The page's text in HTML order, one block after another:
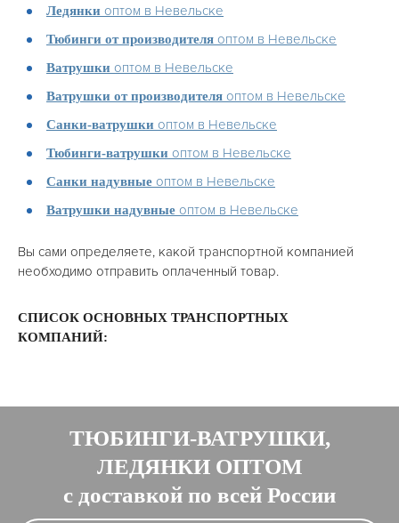
Ледянки оптом в Невельске
Тюбинги от производителя оптом в Невельске
Ватрушки оптом в Невельске
Ватрушки от производителя оптом в Невельске
Санки-ватрушки оптом в Невельске
Тюбинги-ватрушки оптом в Невельске
Санки надувные оптом в Невельске
Ватрушки надувные оптом в Невельске
Вы сами определяете, какой транспортной компанией
необходимо отправить оплаченный товар.
СПИСОК ОСНОВНЫХ ТРАНСПОРТНЫХ
КОМПАНИЙ:
ТЮБИНГИ-ВАТРУШКИ,
ЛЕДЯНКИ ОПТОМ
с доставкой по всей России